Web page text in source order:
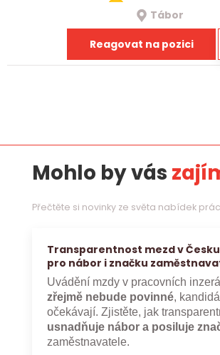
Tábor
Reagovat na pozici
Mohlo by vás
Přečtěte si novinky ze světa nabídek
Transparentnost mezd v
pro nábor i značku
Uvádění mzdy v pracovních
zřejmě nebude povinné,
očekávají. Zjistěte, jak
usnadňuje nábor a posiluje
zaměstnavatele.